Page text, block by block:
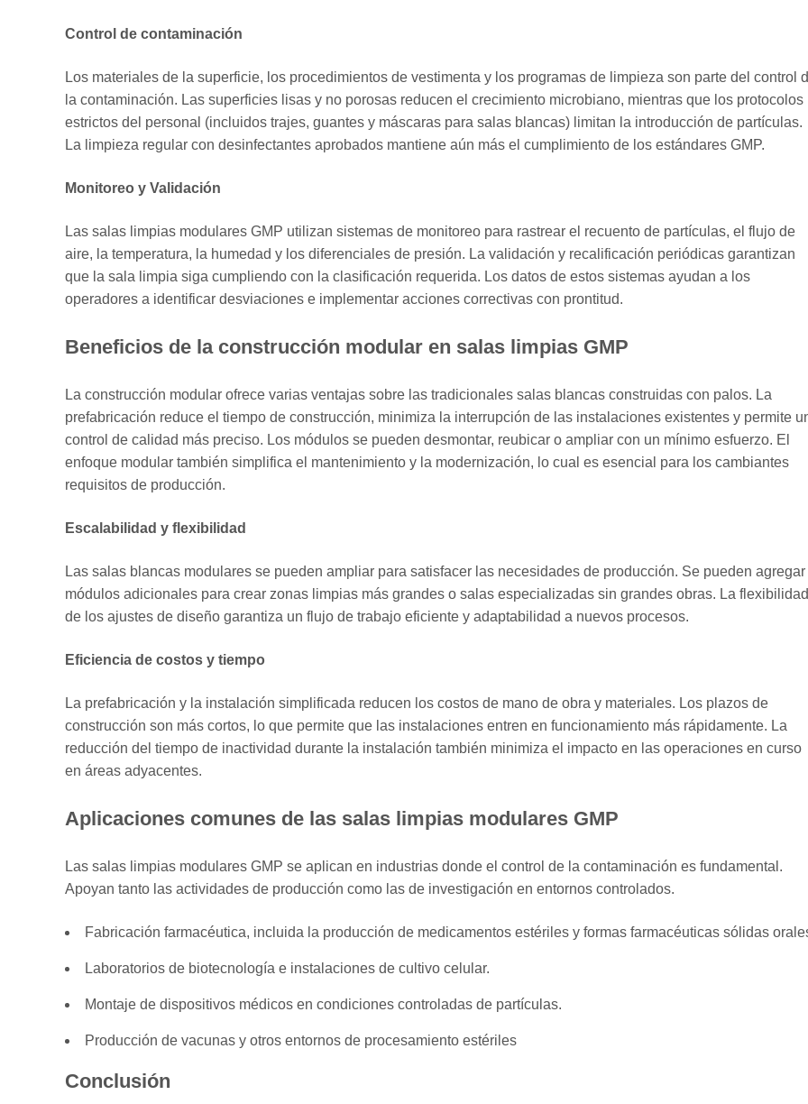
GMP
Escalabilidad
y
flexibilidad
4.2
costos
y
tiempo
5
comunes
las
salas
limpias
modulares
GMP
Control de contaminación
Los materiales de la superficie, los procedimientos de vestimenta y los programas de limpieza son parte del control
la contaminación. Las superficies lisas y no porosas reducen el crecimiento microbiano, mientras que los protocolos
estrictos del personal (incluidos trajes, guantes y máscaras para salas blancas) limitan la introducción de partículas.
La limpieza regular con desinfectantes aprobados mantiene aún más el cumplimiento de los estándares GMP.
Monitoreo y Validación
Las salas limpias modulares GMP utilizan sistemas de monitoreo para rastrear el recuento de partículas, el flujo de
aire, la temperatura, la humedad y los diferenciales de presión. La validación y recalificación periódicas garantizan
que la sala limpia siga cumpliendo con la clasificación requerida. Los datos de estos sistemas ayudan a los
operadores a identificar desviaciones e implementar acciones correctivas con prontitud.
Beneficios de la construcción modular en salas limpias GMP
La construcción modular ofrece varias ventajas sobre las tradicionales salas blancas construidas con palos. La
prefabricación reduce el tiempo de construcción, minimiza la interrupción de las instalaciones existentes y permite
control de calidad más preciso. Los módulos se pueden desmontar, reubicar o ampliar con un mínimo esfuerzo. El
enfoque modular también simplifica el mantenimiento y la modernización, lo cual es esencial para los cambiantes
requisitos de producción.
Escalabilidad y flexibilidad
Las salas blancas modulares se pueden ampliar para satisfacer las necesidades de producción. Se pueden agregar
módulos adicionales para crear zonas limpias más grandes o salas especializadas sin grandes obras. La flexibilidad
de los ajustes de diseño garantiza un flujo de trabajo eficiente y adaptabilidad a nuevos procesos.
Eficiencia de costos y tiempo
La prefabricación y la instalación simplificada reducen los costos de mano de obra y materiales. Los plazos de
construcción son más cortos, lo que permite que las instalaciones entren en funcionamiento más rápidamente. La
reducción del tiempo de inactividad durante la instalación también minimiza el impacto en las operaciones en curso
en áreas adyacentes.
Aplicaciones comunes de las salas limpias modulares GMP
Las salas limpias modulares GMP se aplican en industrias donde el control de la contaminación es fundamental.
Apoyan tanto las actividades de producción como las de investigación en entornos controlados.
Fabricación farmacéutica, incluida la producción de medicamentos estériles y formas farmacéuticas sólidas
Laboratorios de biotecnología e instalaciones de cultivo celular.
Montaje de dispositivos médicos en condiciones controladas de partículas.
Producción de vacunas y otros entornos de procesamiento estériles
Conclusión